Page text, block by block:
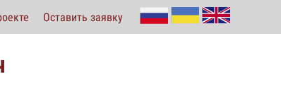
Оставить заявку